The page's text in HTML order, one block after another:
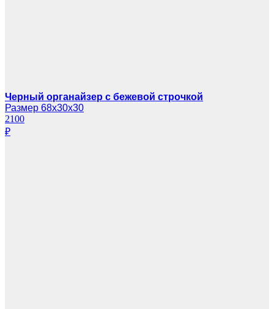
Черный органайзер с бежевой строчкой
Размер 68х30х30
2100
₽